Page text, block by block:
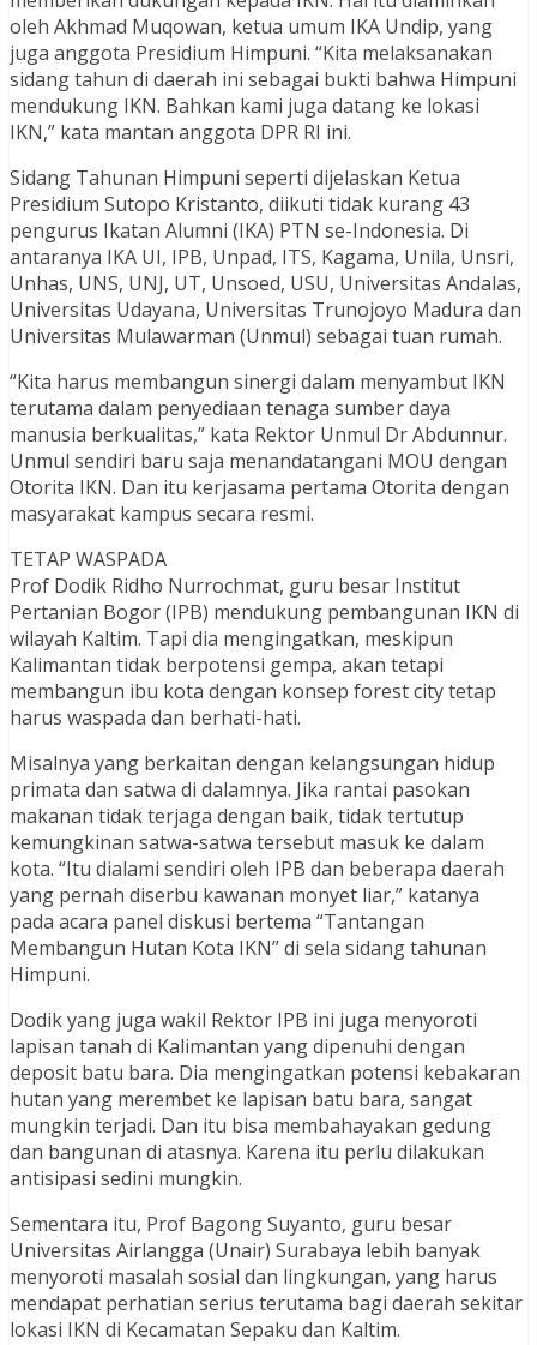
oleh Akhmad Muqowan, ketua umum IKA Undip, yang
juga anggota Presidium Himpuni. “Kita melaksanakan
sidang tahun di daerah ini sebagai bukti bahwa Himpuni
mendukung IKN. Bahkan kami juga datang ke lokasi
IKN,” kata mantan anggota DPR RI ini.
Sidang Tahunan Himpuni seperti dijelaskan Ketua
Presidium Sutopo Kristanto, diikuti tidak kurang 43
pengurus Ikatan Alumni (IKA) PTN se-Indonesia. Di
antaranya IKA UI, IPB, Unpad, ITS, Kagama, Unila, Unsri,
Unhas, UNS, UNJ, UT, Unsoed, USU, Universitas Andalas,
Universitas Udayana, Universitas Trunojoyo Madura dan
Universitas Mulawarman (Unmul) sebagai tuan rumah.
“Kita harus membangun sinergi dalam menyambut IKN
terutama dalam penyediaan tenaga sumber daya
manusia berkualitas,” kata Rektor Unmul Dr Abdunnur.
Unmul sendiri baru saja menandatangani MOU dengan
Otorita IKN. Dan itu kerjasama pertama Otorita dengan
masyarakat kampus secara resmi.
TETAP WASPADA
Prof Dodik Ridho Nurrochmat, guru besar Institut
Pertanian Bogor (IPB) mendukung pembangunan IKN di
wilayah Kaltim. Tapi dia mengingatkan, meskipun
Kalimantan tidak berpotensi gempa, akan tetapi
membangun ibu kota dengan konsep forest city tetap
harus waspada dan berhati-hati.
Misalnya yang berkaitan dengan kelangsungan hidup
primata dan satwa di dalamnya. Jika rantai pasokan
makanan tidak terjaga dengan baik, tidak tertutup
kemungkinan satwa-satwa tersebut masuk ke dalam
kota. “Itu dialami sendiri oleh IPB dan beberapa daerah
yang pernah diserbu kawanan monyet liar,” katanya
pada acara panel diskusi bertema “Tantangan
Membangun Hutan Kota IKN” di sela sidang tahunan
Himpuni.
Dodik yang juga wakil Rektor IPB ini juga menyoroti
lapisan tanah di Kalimantan yang dipenuhi dengan
deposit batu bara. Dia mengingatkan potensi kebakaran
hutan yang merembet ke lapisan batu bara, sangat
mungkin terjadi. Dan itu bisa membahayakan gedung
dan bangunan di atasnya. Karena itu perlu dilakukan
antisipasi sedini mungkin.
Sementara itu, Prof Bagong Suyanto, guru besar
Universitas Airlangga (Unair) Surabaya lebih banyak
menyoroti masalah sosial dan lingkungan, yang harus
mendapat perhatian serius terutama bagi daerah sekitar
lokasi IKN di Kecamatan Sepaku dan Kaltim.